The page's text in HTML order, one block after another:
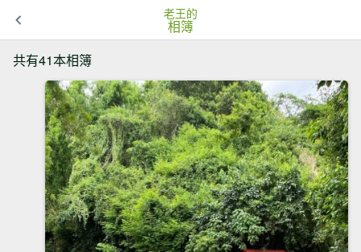
老王的
相簿
共有41本相簿